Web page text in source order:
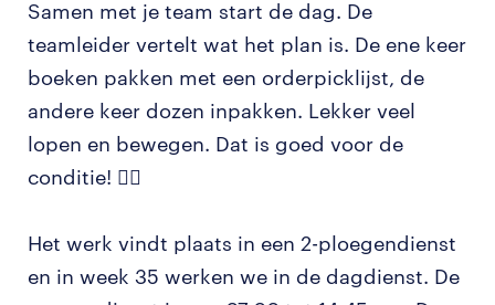
Samen met je team start de dag. De
teamleider vertelt wat het plan is. De ene keer
boeken pakken met een orderpicklijst, de
andere keer dozen inpakken. Lekker veel
lopen en bewegen. Dat is goed voor de
conditie! 🏃‍♂️
Het werk vindt plaats in een 2-ploegendienst
en in week 35 werken we in de dagdienst. De